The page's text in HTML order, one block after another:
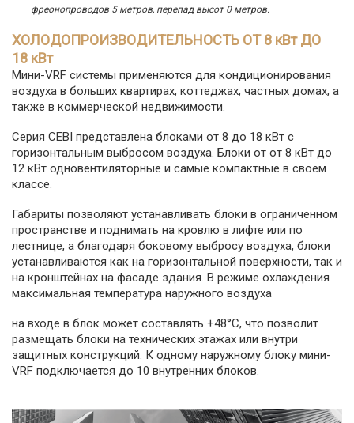
фреонопроводов 5 метров, перепад высот 0 метров.
ХОЛОДОПРОИЗВОДИТЕЛЬНОСТЬ ОТ 8 кВт ДО
18 кВт
Мини-VRF системы применяются для кондиционирования
воздуха в больших квартирах, коттеджах, частных домах, а
также в коммерческой недвижимости.
Серия CEBI представлена блоками от 8 до 18 кВт с
горизонтальным выбросом воздуха. Блоки от от 8 кВт до
12 кВт одновентиляторные и самые компактные в своем
классе.
Габариты позволяют устанавливать блоки в ограниченном
пространстве и поднимать на кровлю в лифте или по
лестнице, а благодаря боковому выбросу воздуха, блоки
устанавливаются как на горизонтальной поверхности, так и
на кронштейнах на фасаде здания. В режиме охлаждения
максимальная температура наружного воздуха
на входе в блок может составлять +48°С, что позволит
размещать блоки на технических этажах или внутри
защитных конструкций. К одному наружному блоку мини-
VRF подключается до 10 внутренних блоков.